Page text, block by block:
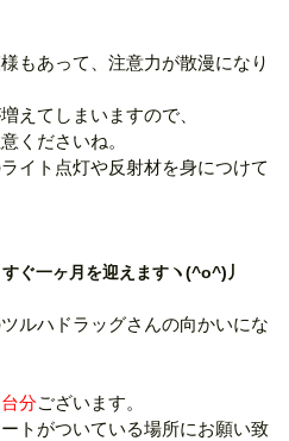
もあって、注意力が散漫になり
えてしまいますので、
くださいね。
イト点灯や反射材を身につけて
ぐ一ヶ月を迎えますヽ(^o^)丿
ルハドラッグさんの向かいにな
台分ございます。
トがついている場所にお願い致